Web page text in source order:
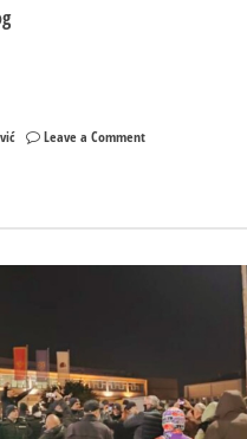
Leave a Commenton
za
9.
januar